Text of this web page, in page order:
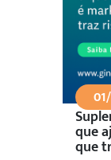
que
que